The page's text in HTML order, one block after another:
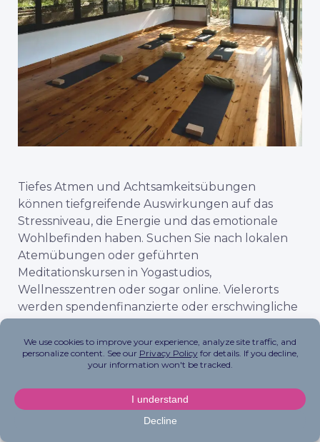
Tiefes Atmen und Achtsamkeitsübungen
können tiefgreifende Auswirkungen auf das
Stressniveau, die Energie und das emotionale
Wohlbefinden haben. Suchen Sie nach lokalen
Atemübungen oder geführten
Meditationskursen in Yogastudios,
Wellnesszentren oder sogar online. Vielerorts
werden spendenfinanzierte oder erschwingliche
einfache und budgetfreundliche Weise Ihren
Geist und Körper wieder auf Vordermann
Verwöhnung (oder